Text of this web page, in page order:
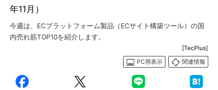
年11月）
今週は、ECプラットフォーム製品（ECサイト構築ツール）の国
内売れ筋TOP10を紹介します。
[TecPlus]
PC用表示
関連情報